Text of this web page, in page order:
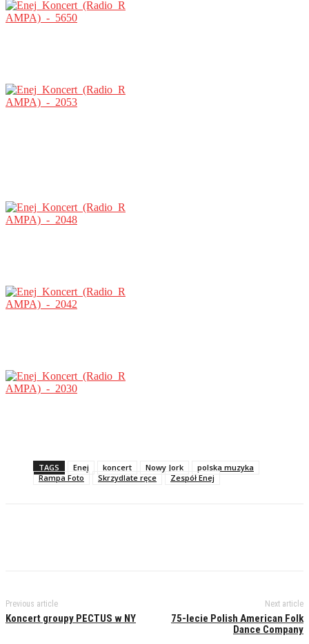
TAGS Enej koncert Nowy Jork
polska muzyka
Rampa Foto
Skrzydlate ręce Zespół Enej
Previous article
Koncert groupy PECTUS w NY
Next article
75-lecie Polish American Folk
Dance Company